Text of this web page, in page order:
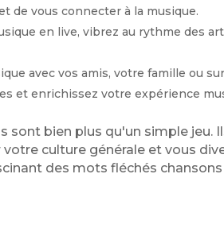
de vous connecter à la musique.
en live, vibrez au rythme des
avec vos amis, votre famille ou
et enrichissez votre expérience
sont bien plus qu'un simple
culture générale et vous
des mots fléchés